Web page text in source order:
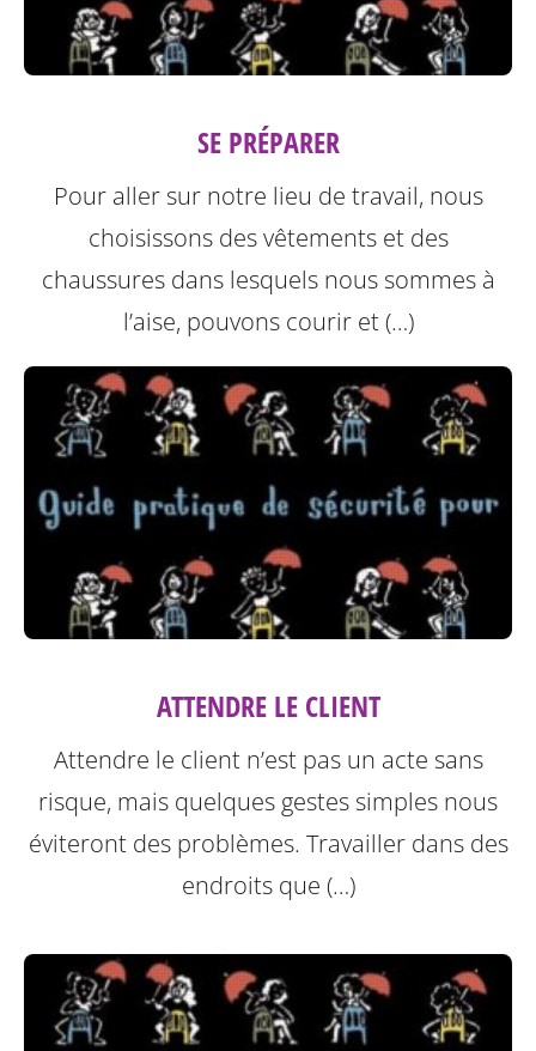
SE PRÉPARER
Pour aller sur notre lieu de travail, nous
choisissons des vêtements et des
chaussures dans lesquels nous sommes à
l’aise, pouvons courir et (…)
ATTENDRE LE CLIENT
Attendre le client n’est pas un acte sans
risque, mais quelques gestes simples nous
éviteront des problèmes. Travailler dans des
endroits que (…)